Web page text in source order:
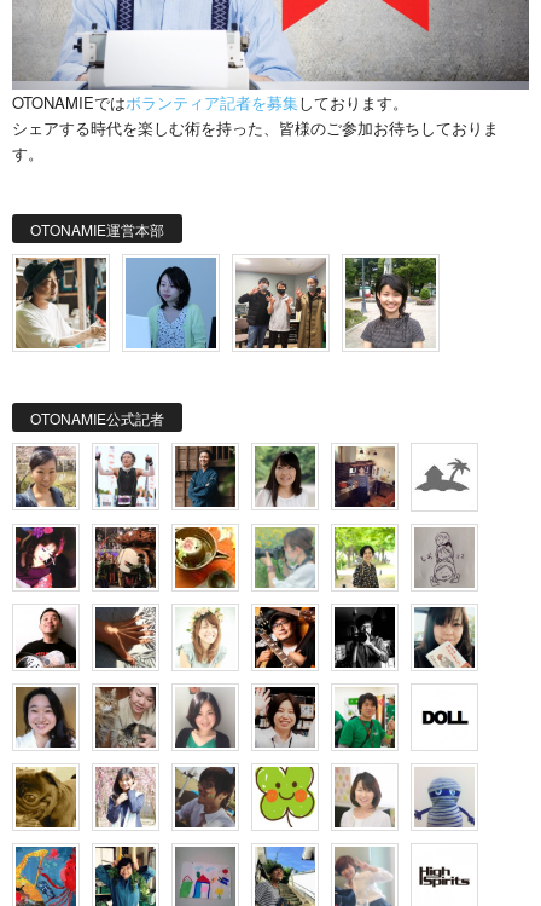
OTONAMIEではボランティア記者を募集しております。
シェアする時代を楽しむ術を持った、皆様のご参加お待ちしておりま
す。
OTONAMIE運営本部
OTONAMIE公式記者